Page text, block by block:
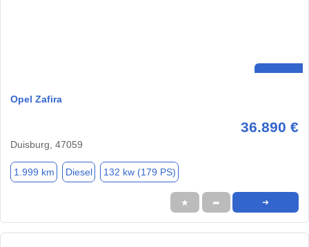
Opel Zafira
36.890 €
Duisburg, 47059
1.999 km Diesel 132 kw (179 PS)
★ ➦ ➜